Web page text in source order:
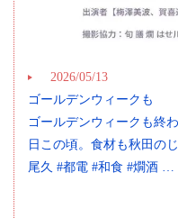
2026/05/13
ゴールデンウィークも
ゴールデンウィークも終
日この頃。食材も秋田の
尾久 #都電 #和食 #燗酒 …